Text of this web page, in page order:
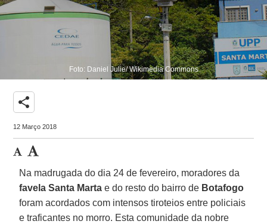
Foto: Daniel Julie/ Wikimedia Commons
share
12 Março 2018
Na madrugada do dia 24 de fevereiro, moradores da
favela Santa Marta e do resto do bairro de Botafogo
foram acordados com intensos tiroteios entre policiais
e traficantes no morro. Esta comunidade da nobre